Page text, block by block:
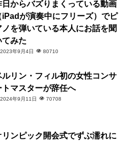
日からバズりまくっている動画
iPadが演奏中にフリーズ）でピ
ノを弾いている本人にお話を聞
てみた
2023年9月4日 80710
ルリン・フィル初の女性コンサ
トマスターが辞任へ
2024年9月11日 70708
リンピック開会式でずぶ濡れに